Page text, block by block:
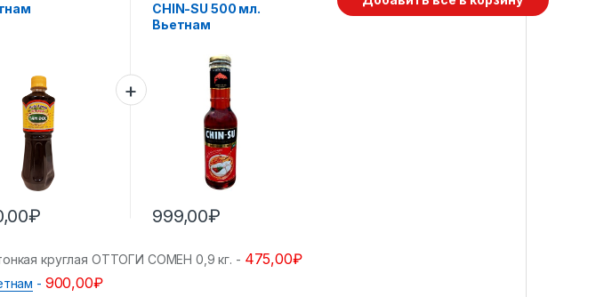
₽
CHIN-SU 500 мл.
Вьетнам
999,00₽
круглая ОТТОГИ СОМЕН 0,9 кг. - 475,00₽
- 900,00₽